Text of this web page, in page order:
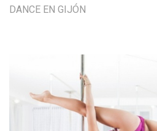
DANCE EN GIJÓN